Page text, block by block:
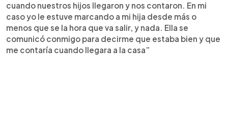
cuando nuestros hijos llegaron y nos contaron. En mi
caso yo le estuve marcando a mi hija desde más o
menos que se la hora que va salir, y nada. Ella se
comunicó conmigo para decirme que estaba bien y que
me contaría cuando llegara a la casa”